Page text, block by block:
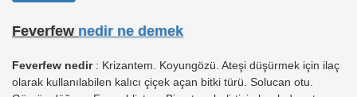
Feverfew nedir ne demek
Feverfew nedir: Krizantem. Koyungözü. Ateşi düşürmek için ilaç
olarak kullanılabilen kalıcı çiçek açan bitki türü. Solucan otu.